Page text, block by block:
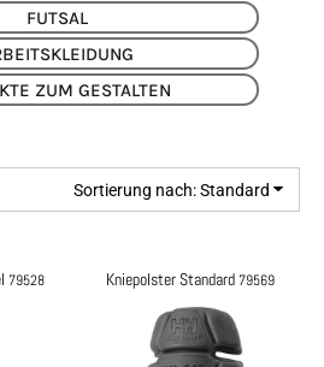
FUTSAL
ZUM GESTALTEN
Sortierung nach: Standard
79528 Kniepolster Standard 79569